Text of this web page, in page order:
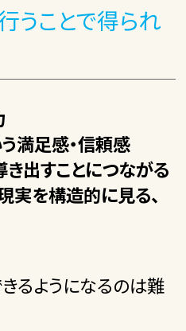
うことで得られ
う満足感・信頼感
出すことにつながる
実を構造的に見る、
るようになるのは難